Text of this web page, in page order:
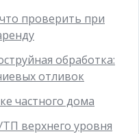
проверить при
обработка:
отливок
частного дома
верхнего уровня